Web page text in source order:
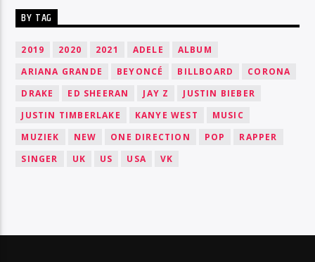
BY TAG
2019 2020 2021 ADELE
ALBUM
ARIANA GRANDE
BEYONCÉ BILLBOARD
CORONA
DRAKE
ED SHEERAN JAY Z
JUSTIN BIEBER
JUSTIN TIMBERLAKE
KANYE WEST
MUSIC
MUZIEK
NEW ONE DIRECTION POP
RAPPER
SINGER
UK US USA VK